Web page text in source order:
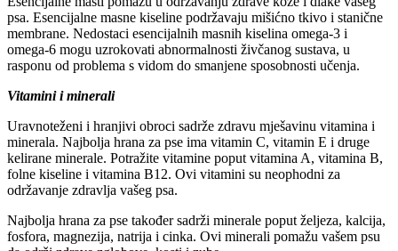
psa. Esencijalne masne kiseline podržavaju mišićno tkivo i stanične
membrane. Nedostaci esencijalnih masnih kiselina omega-3 i
omega-6 mogu uzrokovati abnormalnosti živčanog sustava, u
rasponu od problema s vidom do smanjene sposobnosti učenja.
Vitamini i minerali
Uravnoteženi i hranjivi obroci sadrže zdravu mješavinu vitamina i
minerala. Najbolja hrana za pse ima vitamin C, vitamin E i druge
kelirane minerale. Potražite vitamine poput vitamina A, vitamina B,
folne kiseline i vitamina B12. Ovi vitamini su neophodni za
održavanje zdravlja vašeg psa.
Najbolja hrana za pse također sadrži minerale poput željeza, kalcija,
fosfora, magnezija, natrija i cinka. Ovi minerali pomažu vašem psu